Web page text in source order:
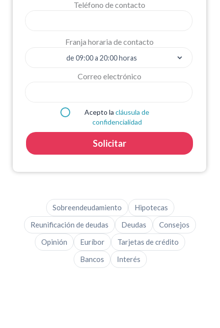
Teléfono de contacto
Franja horaria de contacto
Correo electrónico
Acepto la cláusula de
confidencialidad
Solicitar
Sobreendeudamiento
Hipotecas
Reunificación de deudas
Deudas
Consejos
Opinión
Euríbor
Tarjetas de crédito
Bancos
Interés